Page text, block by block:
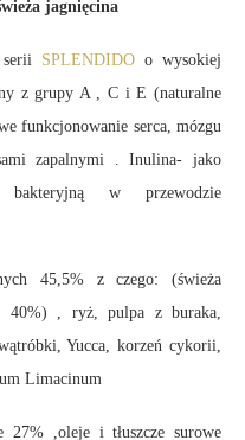
jagnięcina
SPLENDIDOo wysokiej
z grupy A , C i E (naturalne
funkcjonowanie serca, mózgu
zapalnymi . Inulina- jako
w przewodzie
45,5% z czego: (świeża
40%) , ryż, pulpa z buraka,
Yucca, korzeń cykorii,
Limacinum
27% ,oleje i tłuszcze surowe